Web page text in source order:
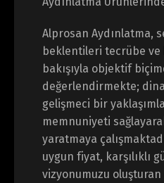
Alprosan Aydınlatma,
beklentileri tecrübe ve
bakışıyla objektif
değerlendirmekte;
gelişmeci bir
memnuniyeti
yaratmaya
uygun fiyat, karşılıklı
vizyonumuzu